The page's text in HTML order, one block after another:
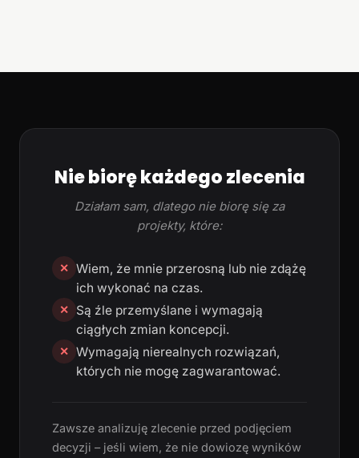
Nie biorę każdego zlecenia
Działam sam, dlatego nie biorę się za
projekty, które:
✕ Wiem, że mnie przerosną lub nie zdążę
ich wykonać na czas.
✕
Są źle przemyślane i wymagają
ciągłych zmian koncepcji.
✕ Wymagają nierealnych rozwiązań,
których nie mogę zagwarantować.
Zawsze analizuję zlecenie przed podjęciem
decyzji – jeśli wiem, że nie dowiozę wyników